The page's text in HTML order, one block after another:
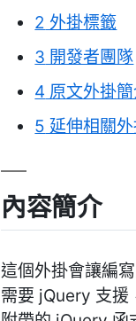
2 外掛標籤
3 開發者團隊
4 原文外掛
5 延伸相關
內容簡介
這個外掛會讓編
需要 jQuery 支援